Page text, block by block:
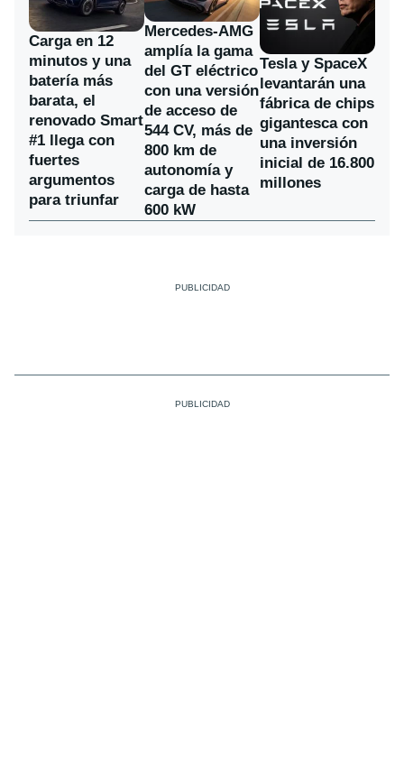
Carga en 12
minutos y una
batería más
barata, el
renovado Smart
#1 llega con
fuertes
argumentos
para triunfar
Mercedes-AMG
amplía la gama
del GT eléctrico
con una versión
de acceso de
544 CV, más de
800 km de
autonomía y
carga de hasta
600 kW
Tesla y SpaceX
levantarán una
fábrica de chips
gigantesca con
una inversión
inicial de 16.800
millones